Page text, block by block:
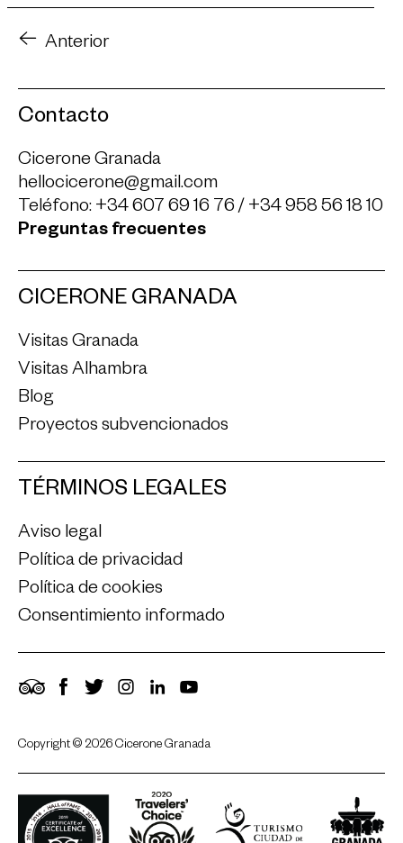
Anterior
Contacto
Cicerone Granada
hellocicerone@gmail.com
Teléfono: +34 607 69 16 76/ +34 958 56 18 10
Preguntas frecuentes
CICERONE GRANADA
Visitas Granada
Visitas Alhambra
Blog
Proyectos subvencionados
TÉRMINOS LEGALES
Aviso legal
Política de privacidad
Política de cookies
Consentimiento informado
TripAdvisor
Facebook
TwitterInstagram
LinkedIn
Copyright © 2026 Cicerone Granada